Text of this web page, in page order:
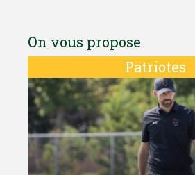
On vous propose
Patriotes